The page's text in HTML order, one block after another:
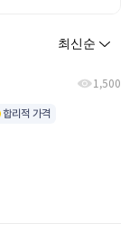
1,500
합리적 가격